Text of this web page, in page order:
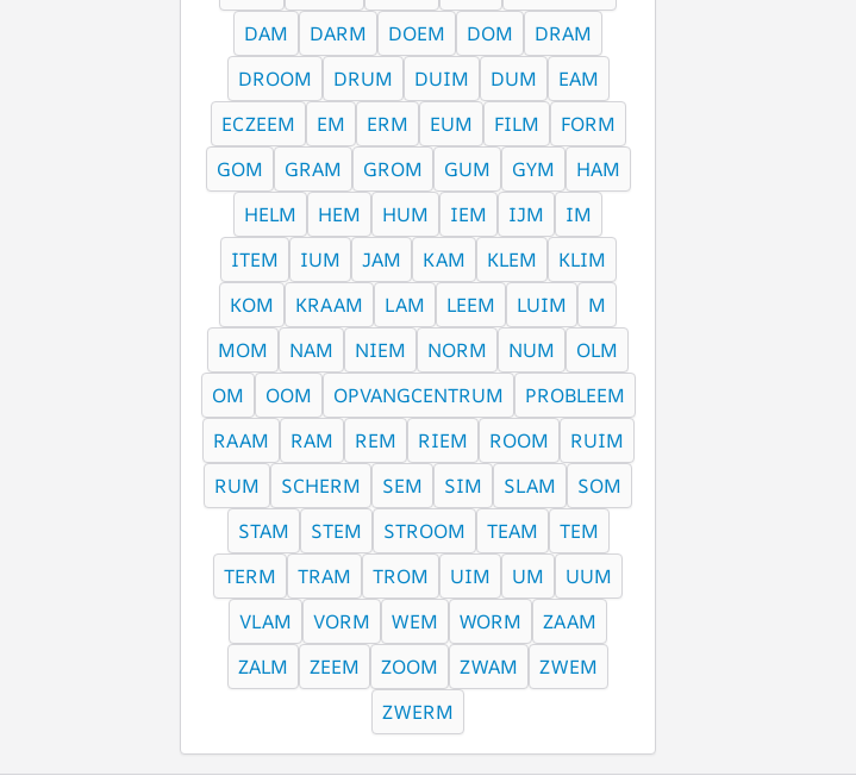
DAM
DARM DOEM DOM
DRAM
DROOM
DRUM DUIM DUM
EAM
ECZEEM
EM ERM EUM FILM
FORM
GOM
GRAM GROM GUM GYM
HAM
HELM
HEM HUM IEM IJM
IM
ITEM
IUM JAM KAM KLEM
KLIM
KOM
KRAAM LAM LEEM LUIM
M
MOM
NAM NIEM NORM NUM
OLM
OM
OOM OPVANGCENTRUM
PROBLEEM
RAAM
RAM REM RIEM ROOM
RUIM
RUM
SCHERM SEM SIM SLAM
SOM
STAM
STEM STROOM TEAM
TEM
TERM
TRAM TROM UIM UM
UUM
VLAM
VORM WEM WORM
ZAAM
ZALM
ZEEM ZOOM ZWAM
ZWEM
ZWERM